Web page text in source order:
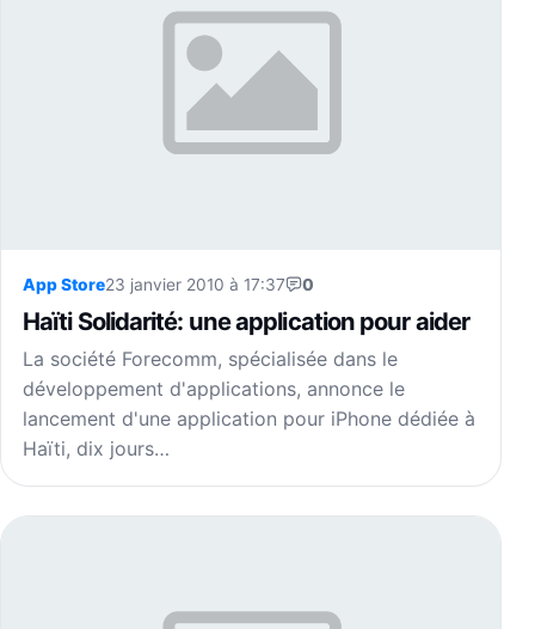
App Store23 janvier 2010 à 17:37 0
Haïti Solidarité: une application pour aider
La société Forecomm, spécialisée dans le
développement d'applications, annonce le
lancement d'une application pour iPhone dédiée à
Haïti, dix jours…